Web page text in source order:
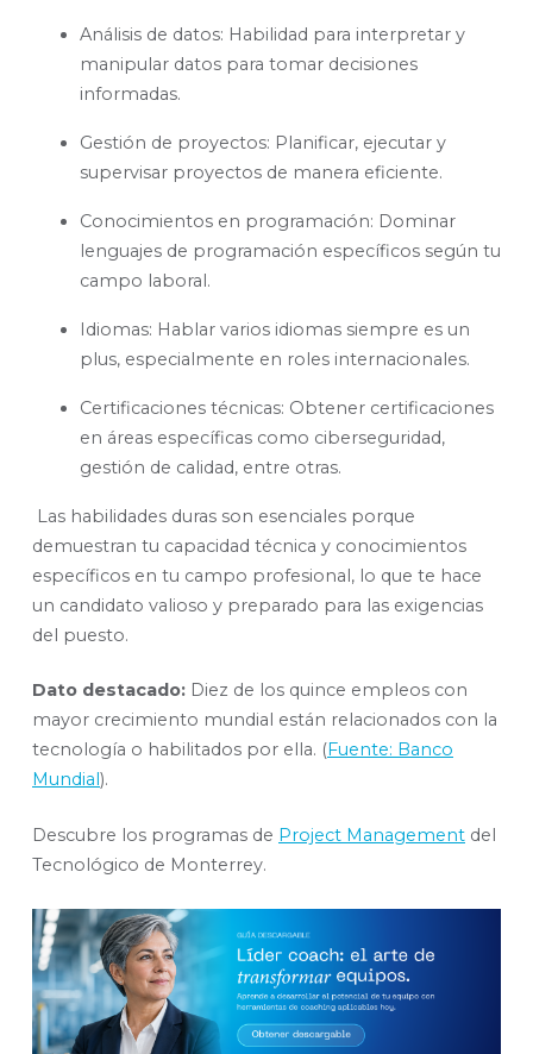
Análisis de datos: Habilidad para interpretar y
manipular datos para tomar decisiones
informadas.
Gestión de proyectos: Planificar, ejecutar y
supervisar proyectos de manera eficiente.
Conocimientos en programación: Dominar
lenguajes de programación específicos según tu
campo laboral.
Idiomas: Hablar varios idiomas siempre es un
plus, especialmente en roles internacionales.
Certificaciones técnicas: Obtener certificaciones
en áreas específicas como ciberseguridad,
gestión de calidad, entre otras.
Las habilidades duras son esenciales porque
demuestran tu capacidad técnica y conocimientos
específicos en tu campo profesional, lo que te hace
un candidato valioso y preparado para las exigencias
del puesto.
Dato destacado: Diez de los quince empleos con
mayor crecimiento mundial están relacionados con la
tecnología o habilitados por ella. (Fuente: Banco
Mundial).
Descubre los programas de Project Management del
Tecnológico de Monterrey.